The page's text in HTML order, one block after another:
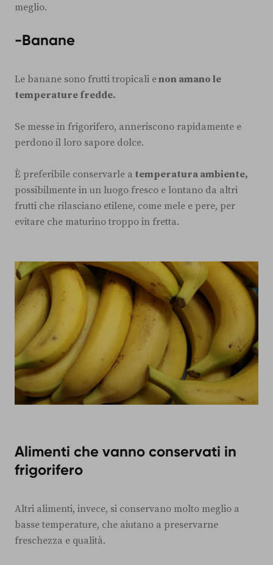
meglio.
-Banane
Le banane sono frutti tropicali enon amano le
temperature fredde.
Se messe in frigorifero, anneriscono rapidamente e
perdono il loro sapore dolce.
È preferibile conservarle a temperatura ambiente,
possibilmente in un luogo fresco e lontano da altri
frutti che rilasciano etilene, come mele e pere, per
evitare che maturino troppo in fretta.
Alimenti che vanno conservati in
frigorifero
Altri alimenti, invece, si conservano molto meglio a
basse temperature, che aiutano a preservarne
freschezza e qualità.